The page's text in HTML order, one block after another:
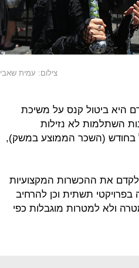
צילום: עמית שאבי
היא ביטול קנס על משיכת
השתלמות לא נזילות
רק לאחר 6 שנים) עד ל-10,500 שקל בחודש (השכר הממוצע במשק),
את ההכשרות המקצועיות
בפרויקטי תשתית וכן להרחיב
ולא למטרות מוגבלות כפי